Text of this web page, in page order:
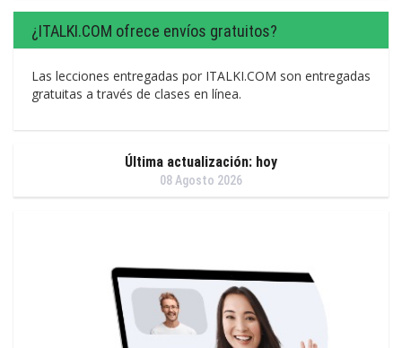
¿ITALKI.COM ofrece envíos gratuitos?
Las lecciones entregadas por ITALKI.COM son entregadas
gratuitas a través de clases en línea.
Última actualización: hoy
08 Agosto 2026